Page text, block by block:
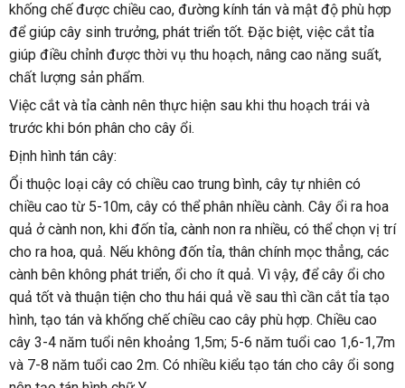
khống chế được chiều cao, đường kính tán và mật độ phù hợp
để giúp cây sinh trưởng, phát triển tốt. Đặc biệt, việc cắt tỉa
giúp điều chỉnh được thời vụ thu hoạch, nâng cao năng suất,
chất lượng sản phẩm.
Việc cắt và tỉa cành nên thực hiện sau khi thu hoạch trái và
trước khi bón phân cho cây ổi.
Định hình tán cây:
Ổi thuộc loại cây có chiều cao trung bình, cây tự nhiên có
chiều cao từ 5-10m, cây có thể phân nhiều cành. Cây ổi ra hoa
quả ở cành non, khi đốn tỉa, cành non ra nhiều, có thể chọn vị trí
cho ra hoa, quả. Nếu không đốn tỉa, thân chính mọc thẳng, các
cành bên không phát triển, ổi cho ít quả. Vì vậy, để cây ổi cho
quả tốt và thuận tiện cho thu hái quả về sau thì cần cắt tỉa tạo
hình, tạo tán và khống chế chiều cao cây phù hợp. Chiều cao
cây 3-4 năm tuổi nên khoảng 1,5m; 5-6 năm tuổi cao 1,6-1,7m
và 7-8 năm tuổi cao 2m. Có nhiều kiểu tạo tán cho cây ổi song